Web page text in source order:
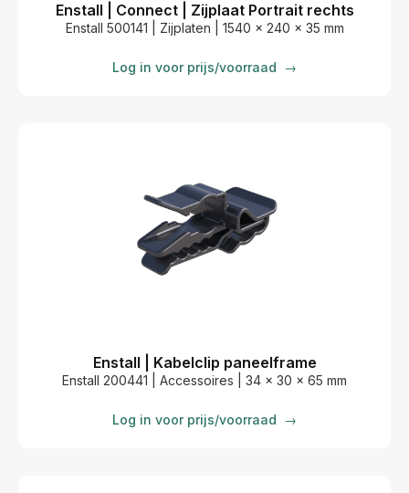
Enstall | Connect | Zijplaat Portrait rechts
Enstall 500141 | Zijplaten | 1540 x 240 x 35 mm
Log in voor prijs/voorraad →
Enstall | Kabelclip paneelframe
Enstall 200441 | Accessoires | 34 x 30 x 65 mm
Log in voor prijs/voorraad →